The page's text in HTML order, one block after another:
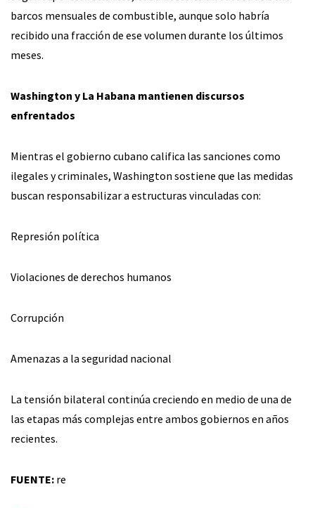
barcos mensuales de combustible, aunque solo habría
recibido una fracción de ese volumen durante los últimos
meses.
Washington y La Habana mantienen discursos
enfrentados
Mientras el gobierno cubano califica las sanciones como
ilegales y criminales, Washington sostiene que las medidas
buscan responsabilizar a estructuras vinculadas con:
Represión política
Violaciones de derechos humanos
Corrupción
Amenazas a la seguridad nacional
La tensión bilateral continúa creciendo en medio de una de
las etapas más complejas entre ambos gobiernos en años
recientes.
FUENTE: re